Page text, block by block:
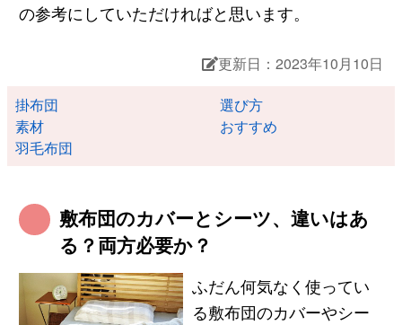
の参考にしていただければと思います。
更新日：2023年10月10日
掛布団
選び方
素材
おすすめ
羽毛布団
敷布団のカバーとシーツ、違いはあ
る？両方必要か？
ふだん何気なく使ってい
る敷布団のカバーやシー